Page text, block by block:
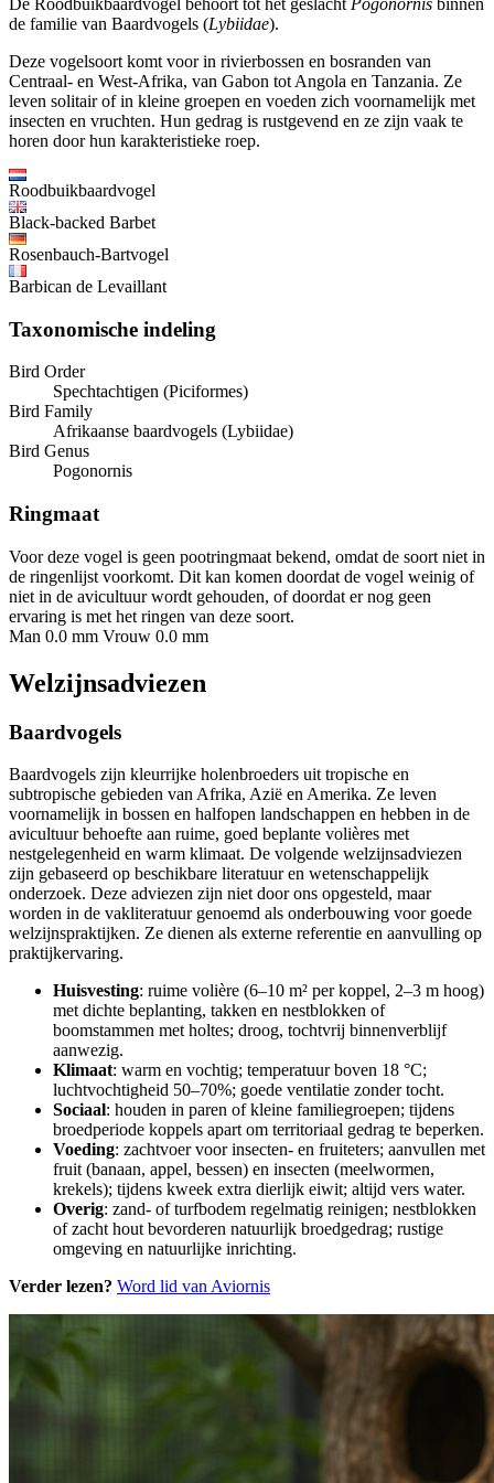
De Roodbuikbaardvogel behoort tot het geslacht Pogonornis binnen
de familie van Baardvogels (Lybiidae).
Deze vogelsoort komt voor in rivierbossen en bosranden van
Centraal- en West-Afrika, van Gabon tot Angola en Tanzania. Ze
leven solitair of in kleine groepen en voeden zich voornamelijk met
insecten en vruchten. Hun gedrag is rustgevend en ze zijn vaak te
horen door hun karakteristieke roep.
Roodbuikbaardvogel
Black-backed Barbet
Rosenbauch-Bartvogel
Barbican de Levaillant
Taxonomische indeling
Bird Order
Spechtachtigen (Piciformes)
Bird Family
Afrikaanse baardvogels (Lybiidae)
Bird Genus
Pogonornis
Ringmaat
Voor deze vogel is geen pootringmaat bekend, omdat de soort niet in
de ringenlijst voorkomt. Dit kan komen doordat de vogel weinig of
niet in de avicultuur wordt gehouden, of doordat er nog geen
ervaring is met het ringen van deze soort.
Man 0.0 mm Vrouw 0.0 mm
Welzijnsadviezen
Baardvogels
Baardvogels zijn kleurrijke holenbroeders uit tropische en
subtropische gebieden van Afrika, Azië en Amerika. Ze leven
voornamelijk in bossen en halfopen landschappen en hebben in de
avicultuur behoefte aan ruime, goed beplante volières met
nestgelegenheid en warm klimaat. De volgende welzijnsadviezen
zijn gebaseerd op beschikbare literatuur en wetenschappelijk
onderzoek. Deze adviezen zijn niet door ons opgesteld, maar
worden in de vakliteratuur genoemd als onderbouwing voor goede
welzijnspraktijken. Ze dienen als externe referentie en aanvulling op
praktijkervaring.
Huisvesting: ruime volière (6–10 m² per koppel, 2–3 m hoog)
met dichte beplanting, takken en nestblokken of
boomstammen met holtes; droog, tochtvrij binnenverblijf
aanwezig.
Klimaat: warm en vochtig; temperatuur boven 18 °C;
luchtvochtigheid 50–70%; goede ventilatie zonder tocht.
Sociaal: houden in paren of kleine familiegroepen; tijdens
broedperiode koppels apart om territoriaal gedrag te beperken.
Voeding: zachtvoer voor insecten- en fruiteters; aanvullen met
fruit (banaan, appel, bessen) en insecten (meelwormen,
krekels); tijdens kweek extra dierlijk eiwit; altijd vers water.
Overig: zand- of turfbodem regelmatig reinigen; nestblokken
of zacht hout bevorderen natuurlijk broedgedrag; rustige
omgeving en natuurlijke inrichting.
Verder lezen? Word lid van Aviornis